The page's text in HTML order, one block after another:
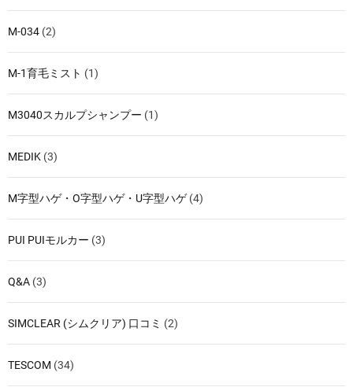
M-034 (2)
M-1育毛ミスト (1)
M3040スカルプシャンプー (1)
MEDIK (3)
M字型ハゲ・O字型ハゲ・U字型ハゲ(4)
PUI PUIモルカー (3)
Q&A (3)
SIMCLEAR (シムクリア) 口コミ (2)
TESCOM (34)